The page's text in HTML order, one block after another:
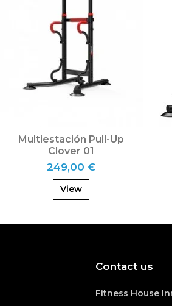
Multiestación Pull-Up
Clover 01
249,00 €
View
Contact us
Fitness House